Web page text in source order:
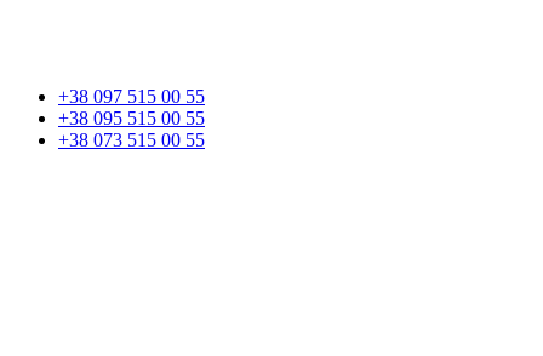
+38 097 515 00 55
+38 095 515 00 55
+38 073 515 00 55